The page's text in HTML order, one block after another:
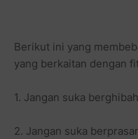
Berikut ini yang
yang berkaitan dengan
1. Jangan suka
2. Jangan suka